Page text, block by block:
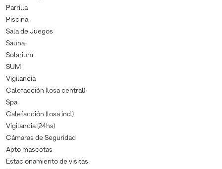
Parrilla
Piscina
Sala de Juegos
Sauna
Solarium
SUM
Vigilancia
Calefacción (losa central)
Spa
Calefacción (losa ind.)
Vigilancia (24hs)
Cámaras de Seguridad
Apto mascotas
Estacionamiento de visitas